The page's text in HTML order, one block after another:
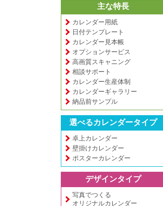
主な特長
カレンダー用紙
日付テンプレート
カレンダー見本帳
オプションサービス
高画質スキャニング
相談サポート
カレンダー生産体制
カレンダーギャラリー
納品前サンプル
選べるカレンダータイプ
卓上カレンダー
壁掛けカレンダー
ポスターカレンダー
デザインタイプ
写真でつくる
オリジナルカレンダー